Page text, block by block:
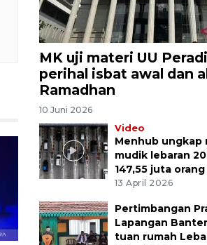
MK uji materi UU
perihal isbat awal dan
Ramadhan
10 Juni 2026
Video
Menhub ungkap
mudik lebaran
147,55 juta orang
13 April 2026
Pertimbangan
Lapangan
tuan rumah